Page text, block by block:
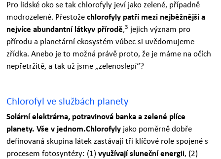
Pro lidské oko se tak chlorofyly jeví jako zelené, případně
modrozelené. Přestože chlorofyly patří mezi nejběžnější a
nejvíce abundantní látkyv přírodě,3 jejich význam pro
přírodu a planetární ekosystém vůbec si uvědomujeme
zřídka. Anebo je to možná právě proto, že je máme na očích
nepřetržitě, a tak už jsme „zelenoslepí“?
Chlorofyl ve službách planety
Solární elektrárna, potravinová banka a zelené plíce
planety. Vše v jednom.Chlorofyly jako poměrně dobře
definovaná skupina látek zastávají tři klíčové role spojené s
procesem fotosyntézy: (1) využívají sluneční energii, (2)